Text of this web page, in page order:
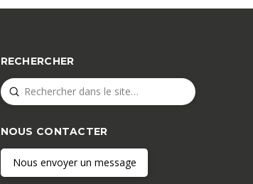
RECHERCHER
Search
Submit
NOUS CONTACTER
Nous envoyer un message